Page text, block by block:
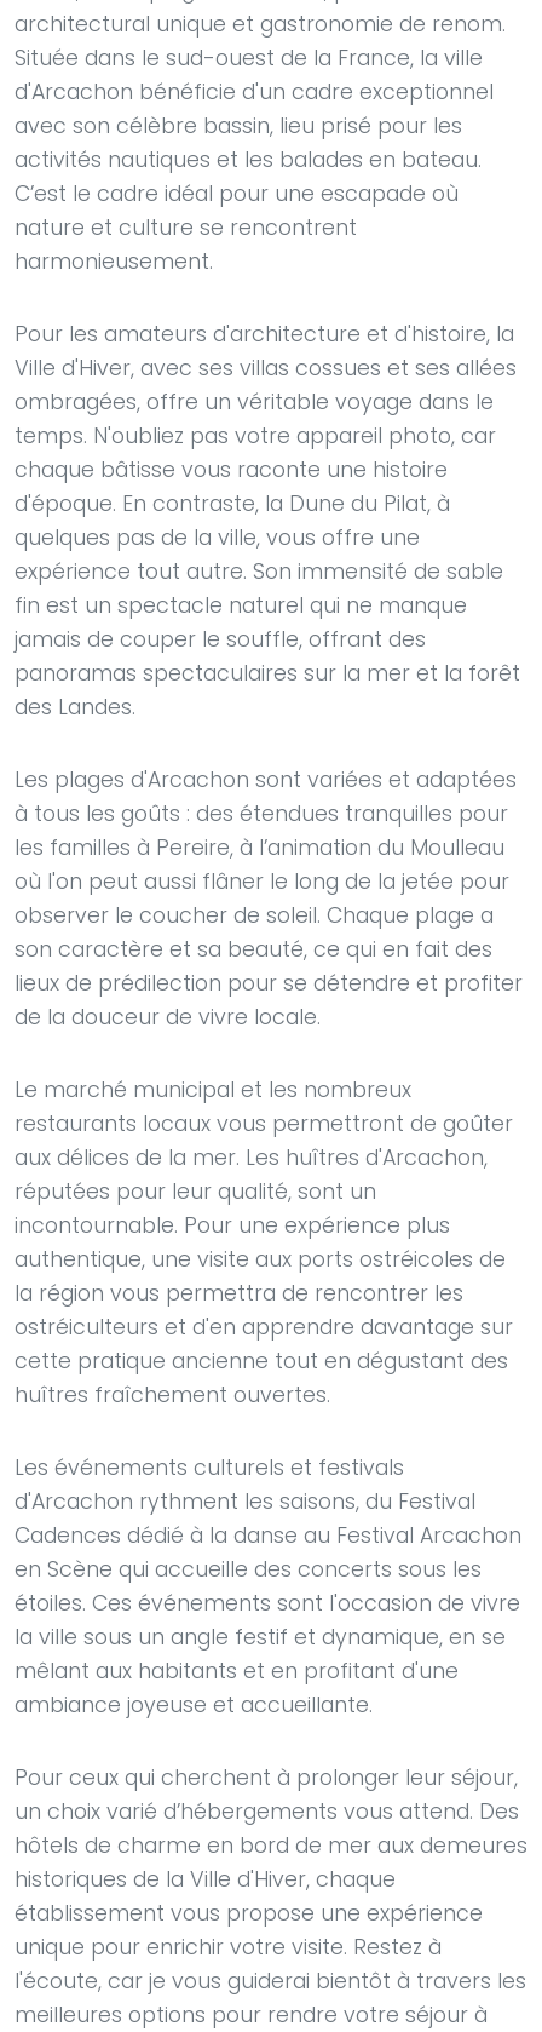
architectural unique et gastronomie de renom.
Située dans le sud-ouest de la France, la ville
d'Arcachon bénéficie d'un cadre exceptionnel
avec son célèbre bassin, lieu prisé pour les
activités nautiques et les balades en bateau.
C’est le cadre idéal pour une escapade où
nature et culture se rencontrent
harmonieusement.
Pour les amateurs d'architecture et d'histoire, la
Ville d'Hiver, avec ses villas cossues et ses allées
ombragées, offre un véritable voyage dans le
temps. N'oubliez pas votre appareil photo, car
chaque bâtisse vous raconte une histoire
d'époque. En contraste, la Dune du Pilat, à
quelques pas de la ville, vous offre une
expérience tout autre. Son immensité de sable
fin est un spectacle naturel qui ne manque
jamais de couper le souffle, offrant des
panoramas spectaculaires sur la mer et la forêt
des Landes.
Les plages d'Arcachon sont variées et adaptées
à tous les goûts : des étendues tranquilles pour
les familles à Pereire, à l’animation du Moulleau
où l'on peut aussi flâner le long de la jetée pour
observer le coucher de soleil. Chaque plage a
son caractère et sa beauté, ce qui en fait des
lieux de prédilection pour se détendre et profiter
de la douceur de vivre locale.
Le marché municipal et les nombreux
restaurants locaux vous permettront de goûter
aux délices de la mer. Les huîtres d'Arcachon,
réputées pour leur qualité, sont un
incontournable. Pour une expérience plus
authentique, une visite aux ports ostréicoles de
la région vous permettra de rencontrer les
ostréiculteurs et d'en apprendre davantage sur
cette pratique ancienne tout en dégustant des
huîtres fraîchement ouvertes.
Les événements culturels et festivals
d'Arcachon rythment les saisons, du Festival
Cadences dédié à la danse au Festival Arcachon
en Scène qui accueille des concerts sous les
étoiles. Ces événements sont l'occasion de vivre
la ville sous un angle festif et dynamique, en se
mêlant aux habitants et en profitant d'une
ambiance joyeuse et accueillante.
Pour ceux qui cherchent à prolonger leur séjour,
un choix varié d’hébergements vous attend. Des
hôtels de charme en bord de mer aux demeures
historiques de la Ville d'Hiver, chaque
établissement vous propose une expérience
unique pour enrichir votre visite. Restez à
l'écoute, car je vous guiderai bientôt à travers les
meilleures options pour rendre votre séjour à